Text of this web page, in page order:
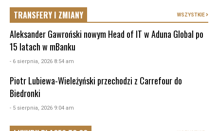
TRANSFERY I ZMIANY WSZYSTKIE
Aleksander Gawroński nowym Head of IT w Aduna Global po
15 latach w mBanku
- 6 sierpnia, 2026 8:54 am
Piotr Lubiewa-Wieleżyński przechodzi z Carrefour do
Biedronki
- 5 sierpnia, 2026 9:04 am